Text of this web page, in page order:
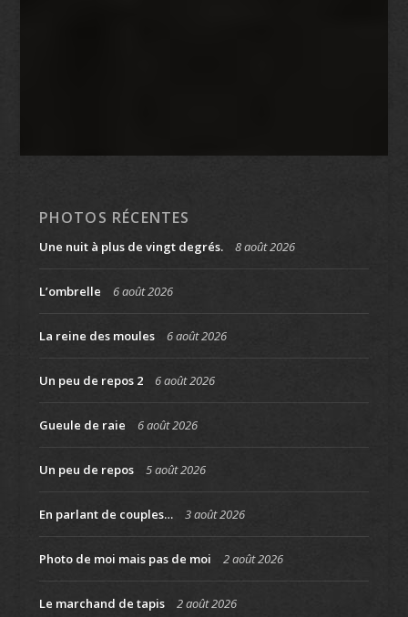
PHOTOS RÉCENTES
Une nuit à plus de vingt degrés. 8 août 2026
L’ombrelle 6 août 2026
La reine des moules 6 août 2026
Un peu de repos 2 6 août 2026
Gueule de raie 6 août 2026
Un peu de repos 5 août 2026
En parlant de couples… 3 août 2026
Photo de moi mais pas de moi 2 août 2026
Le marchand de tapis 2 août 2026